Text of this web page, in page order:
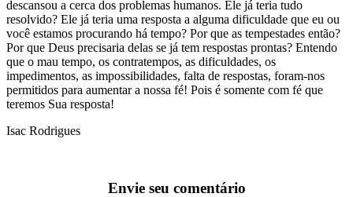
descansou a cerca dos problemas humanos. Ele já teria tudo
resolvido? Ele já teria uma resposta a alguma dificuldade que eu ou
você estamos procurando há tempo? Por que as tempestades então?
Por que Deus precisaria delas se já tem respostas prontas? Entendo
que o mau tempo, os contratempos, as dificuldades, os
impedimentos, as impossibilidades, falta de respostas, foram-nos
permitidos para aumentar a nossa fé! Pois é somente com fé que
teremos Sua resposta!
Isac Rodrigues
Envie seu comentário